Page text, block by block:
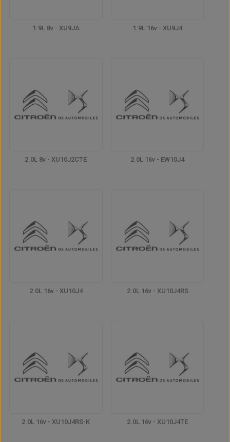
1.9L 8v - XU9JA 1.9L 16v - XU9J4
2.0L 8v - XU10J2CTE 2.0L 16v - EW10J4
2.0L 16v - XU10J4 2.0L 16v - XU10J4RS
2.0L 16v - XU10J4RS-K 2.0L 16v - XU10J4TE